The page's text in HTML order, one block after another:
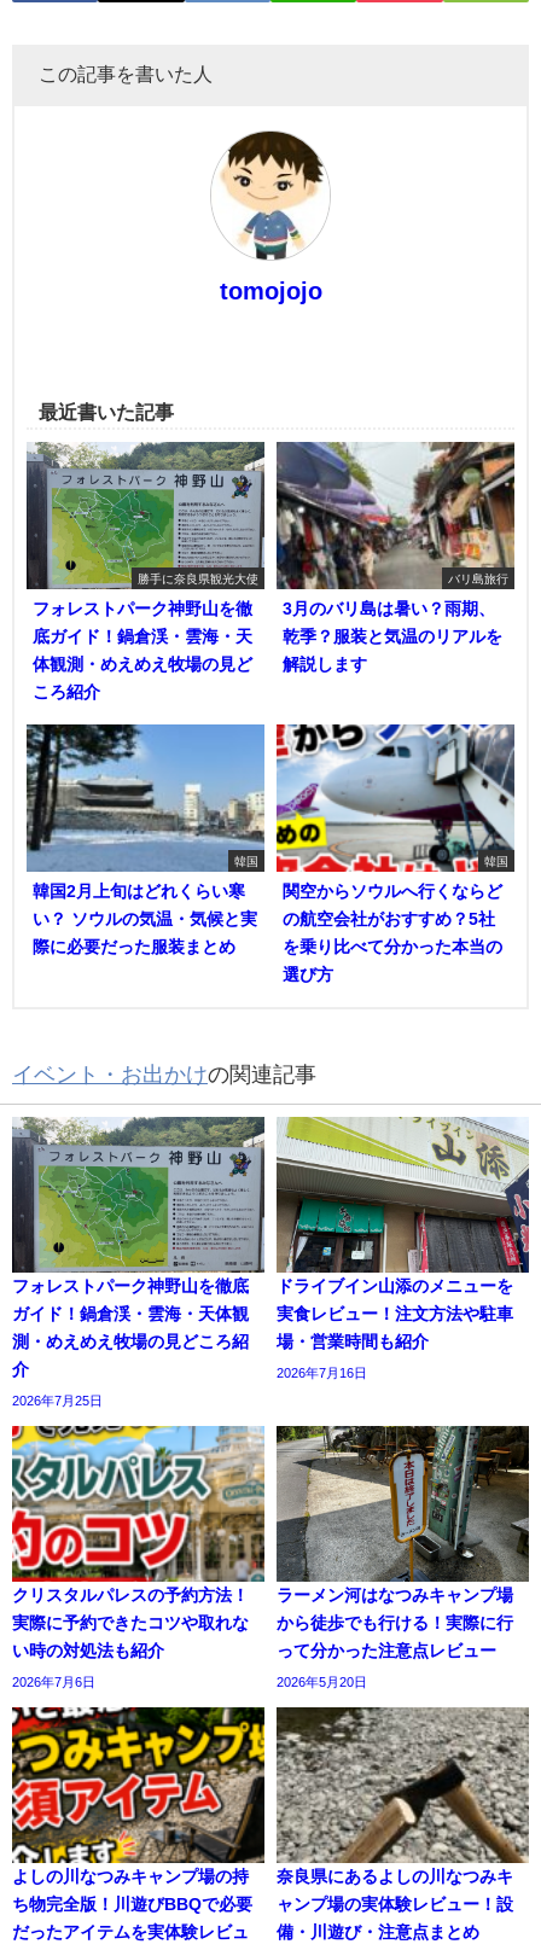
この記事を書いた人
tomojojo
最近書いた記事
勝手に奈良県観光大使
フォレストパーク神野山を徹
底ガイド！鍋倉渓・雲海・天
体観測・めえめえ牧場の見ど
ころ紹介
バリ島旅行
3月のバリ島は暑い？雨期、
乾季？服装と気温のリアルを
解説します
韓国
韓国2月上旬はどれくらい寒
い？ ソウルの気温・気候と実
際に必要だった服装まとめ
韓国
関空からソウルへ行くならど
の航空会社がおすすめ？5社
を乗り比べて分かった本当の
選び方
イベント・お出かけの関連記事
フォレストパーク神野山を徹底
ガイド！鍋倉渓・雲海・天体観
測・めえめえ牧場の見どころ紹
介
2026年7月25日
ドライブイン山添のメニューを
実食レビュー！注文方法や駐車
場・営業時間も紹介
2026年7月16日
クリスタルパレスの予約方法！
実際に予約できたコツや取れな
い時の対処法も紹介
2026年7月6日
ラーメン河はなつみキャンプ場
から徒歩でも行ける！実際に行
って分かった注意点レビュー
2026年5月20日
よしの川なつみキャンプ場の持
ち物完全版！川遊びBBQで必要
だったアイテムを実体験レビュ
奈良県にあるよしの川なつみキ
ャンプ場の実体験レビュー！設
備・川遊び・注意点まとめ